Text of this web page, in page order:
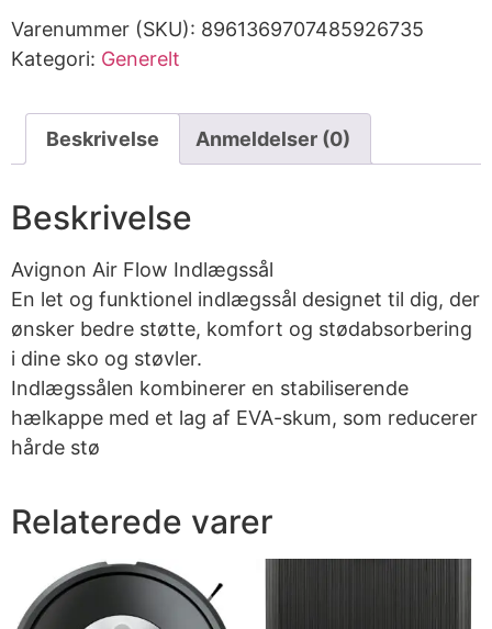
Varenummer (SKU): 8961369707485926735
Kategori: Generelt
Beskrivelse Anmeldelser (0)
Beskrivelse
Avignon Air Flow Indlægssål
En let og funktionel indlægssål designet til dig, der
ønsker bedre støtte, komfort og stødabsorbering
i dine sko og støvler.
Indlægssålen kombinerer en stabiliserende
hælkappe med et lag af EVA-skum, som reducerer
hårde stø
Relaterede varer